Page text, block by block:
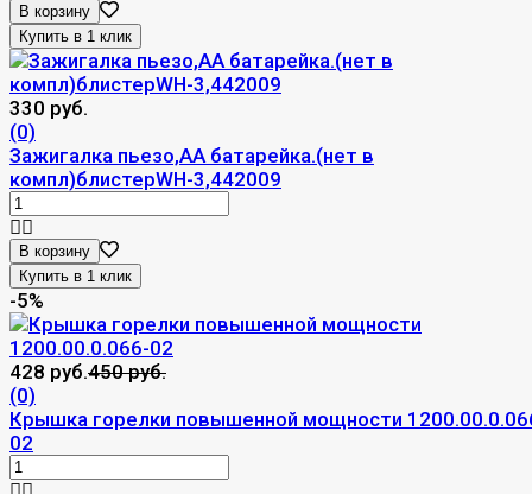
В корзину
330 руб.
(0)
Зажигалка пьезо,АА батарейка.(нет в
компл)блистерWH-3,442009
В корзину
-5%
428 руб.450 руб.
(0)
Крышка горелки повышенной мощности
02